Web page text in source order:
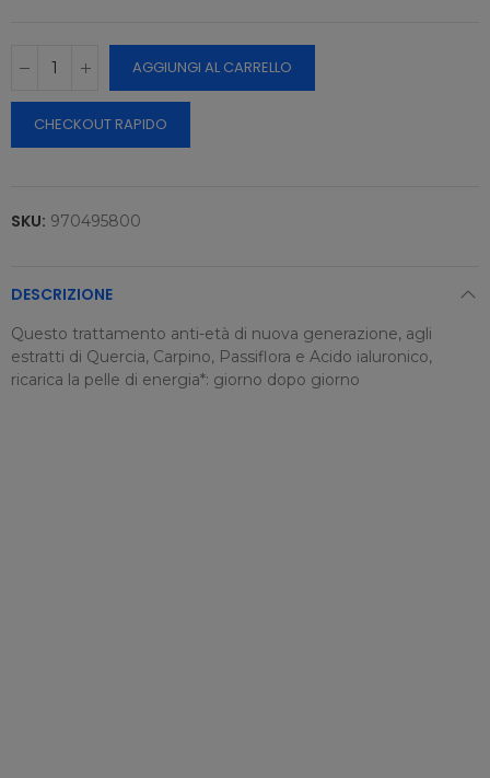
AGGIUNGI AL CARRELLO
CHECKOUT RAPIDO
SKU: 970495800
DESCRIZIONE
Questo trattamento anti-età di nuova generazione, agli
estratti di Quercia, Carpino, Passiflora e Acido ialuronico,
ricarica la pelle di energia*: giorno dopo giorno